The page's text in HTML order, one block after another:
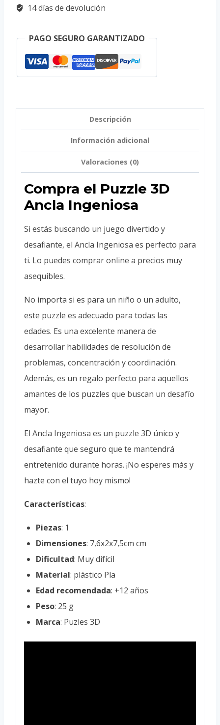
14 días de devolución
PAGO SEGURO GARANTIZADO
Descripción
Información adicional
Valoraciones (0)
Compra el Puzzle 3D
Ancla Ingeniosa
Si estás buscando un juego divertido y
desafiante, el Ancla Ingeniosa es perfecto para
ti. Lo puedes comprar online a precios muy
asequibles.
No importa si es para un niño o un adulto,
este puzzle es adecuado para todas las
edades. Es una excelente manera de
desarrollar habilidades de resolución de
problemas, concentración y coordinación.
Además, es un regalo perfecto para aquellos
amantes de los puzzles que buscan un desafío
mayor.
El Ancla Ingeniosa es un puzzle 3D único y
desafiante que seguro que te mantendrá
entretenido durante horas. ¡No esperes más y
hazte con el tuyo hoy mismo!
Características:
Piezas: 1
Dimensiones: 7,6x2x7,5cm cm
Dificultad: Muy difícil
Material: plástico Pla
Edad recomendada: +12 años
Peso: 25 g
Marca: Puzles 3D